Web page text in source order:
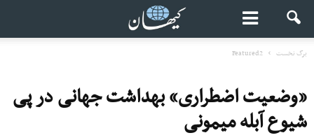
برگ نخست Featured2
«وضعیت اضطراری» بهداشت جهانی در پی
شیوع آبله میمونی